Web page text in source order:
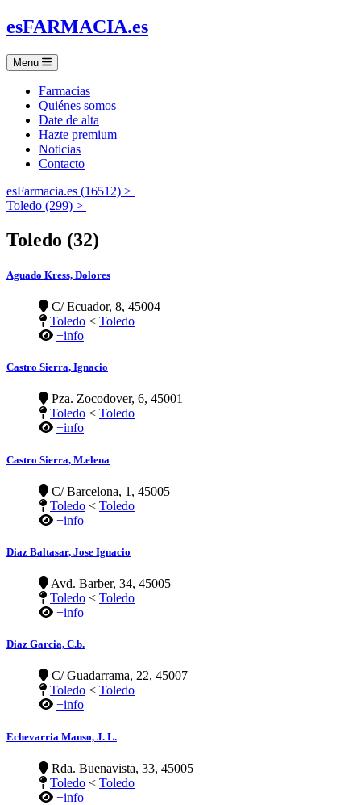
esFARMACIA.es
Menu
Farmacias
Quiénes somos
Date de alta
Hazte premium
Noticias
Contacto
esFarmacia.es (16512) >
Toledo (299) >
Toledo (32)
Aguado Kress, Dolores
C/ Ecuador, 8, 45004
Toledo < Toledo
+info
Castro Sierra, Ignacio
Pza. Zocodover, 6, 45001
Toledo < Toledo
+info
Castro Sierra, M.elena
C/ Barcelona, 1, 45005
Toledo < Toledo
+info
Diaz Baltasar, Jose Ignacio
Avd. Barber, 34, 45005
Toledo < Toledo
+info
Diaz Garcia, C.b.
C/ Guadarrama, 22, 45007
Toledo < Toledo
+info
Echevarria Manso, J. L.
Rda. Buenavista, 33, 45005
Toledo < Toledo
+info